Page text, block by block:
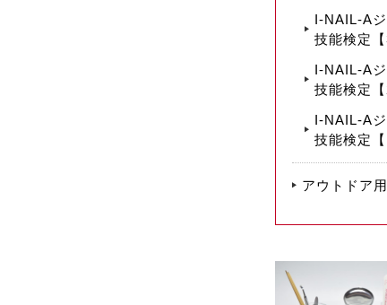
I-NAIL-A
技能検定【
I-NAIL-A
技能検定【
I-NAIL-A
技能検定【
アウトドア